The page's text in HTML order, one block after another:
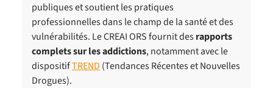
publiques et soutient les pratiques
professionnelles dans le champ de la santé et des
vulnérabilités. Le CREAI ORS fournit desrapports
complets sur les addictions, notamment avec le
dispositifTREND (Tendances Récentes et Nouvelles
Drogues).